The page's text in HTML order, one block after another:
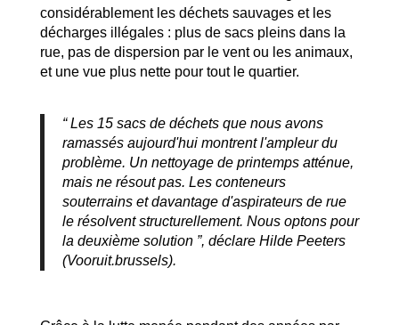
considérablement les déchets sauvages et les
décharges illégales : plus de sacs pleins dans la
rue, pas de dispersion par le vent ou les animaux,
et une vue plus nette pour tout le quartier.
“ Les 15 sacs de déchets que nous avons
ramassés aujourd'hui montrent l'ampleur du
problème. Un nettoyage de printemps atténue,
mais ne résout pas. Les conteneurs
souterrains et davantage d'aspirateurs de rue
le résolvent structurellement. Nous optons pour
la deuxième solution ”, déclare Hilde Peeters
(Vooruit.brussels).